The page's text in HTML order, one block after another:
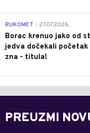
RUKOMET 27.07.2026.
Borac krenuo jako od
jedva dočekali početak
zna - titula!
PREUZMI